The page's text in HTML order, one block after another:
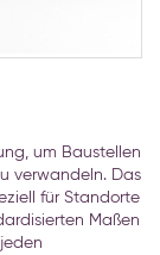
um Baustellen
verwandeln. Das
für Standorte
Maßen